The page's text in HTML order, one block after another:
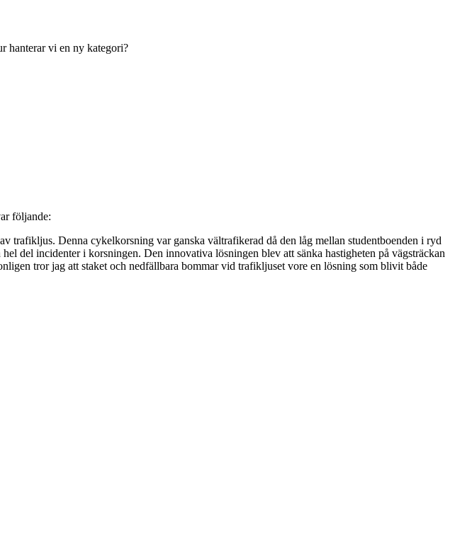
hanterar vi en ny kategori?
följande:
trafikljus. Denna cykelkorsning var ganska vältrafikerad då den låg mellan studentboenden i ryd
del incidenter i korsningen. Den innovativa lösningen blev att sänka hastigheten på vägsträckan
tror jag att staket och nedfällbara bommar vid trafikljuset vore en lösning som blivit både